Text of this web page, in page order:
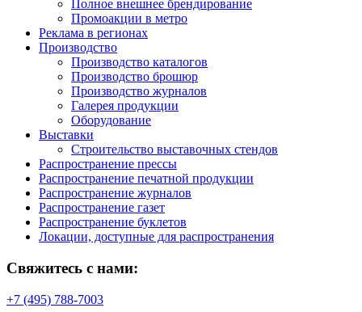
Полное внешнее брендирование
Промоакции в метро
Реклама в регионах
Производство
Производство каталогов
Производство брошюр
Производство журналов
Галерея продукции
Оборудование
Выставки
Строительство выставочных стендов
Распространение прессы
Распространение печатной продукции
Распространение журналов
Распространение газет
Распространение буклетов
Локации, доступные для распространения
Свяжитесь с нами:
+7 (495) 788-7003